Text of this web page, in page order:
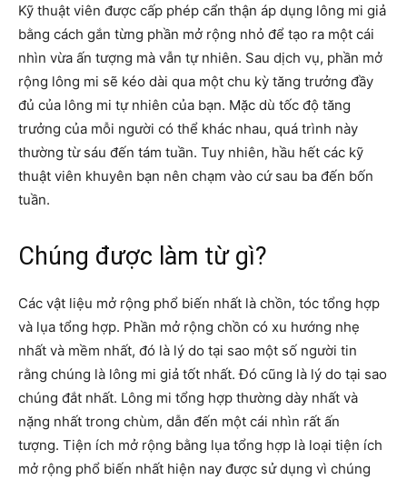
Kỹ thuật viên được cấp phép cẩn thận áp dụng lông mi giả
bằng cách gắn từng phần mở rộng nhỏ để tạo ra một cái
nhìn vừa ấn tượng mà vẫn tự nhiên. Sau dịch vụ, phần mở
rộng lông mi sẽ kéo dài qua một chu kỳ tăng trưởng đầy
đủ của lông mi tự nhiên của bạn. Mặc dù tốc độ tăng
trưởng của mỗi người có thể khác nhau, quá trình này
thường từ sáu đến tám tuần. Tuy nhiên, hầu hết các kỹ
thuật viên khuyên bạn nên chạm vào cứ sau ba đến bốn
tuần.
Chúng được làm từ gì?
Các vật liệu mở rộng phổ biến nhất là chồn, tóc tổng hợp
và lụa tổng hợp. Phần mở rộng chồn có xu hướng nhẹ
nhất và mềm nhất, đó là lý do tại sao một số người tin
rằng chúng là lông mi giả tốt nhất. Đó cũng là lý do tại sao
chúng đắt nhất. Lông mi tổng hợp thường dày nhất và
nặng nhất trong chùm, dẫn đến một cái nhìn rất ấn
tượng. Tiện ích mở rộng bằng lụa tổng hợp là loại tiện ích
mở rộng phổ biến nhất hiện nay được sử dụng vì chúng